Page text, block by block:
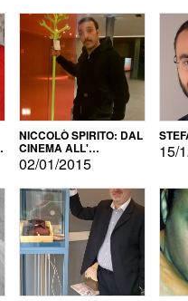
NICCOLÒ SPIRITO: DAL
CINEMA ALL'
AUTOPRODUZIONE
02/01/2015
15/